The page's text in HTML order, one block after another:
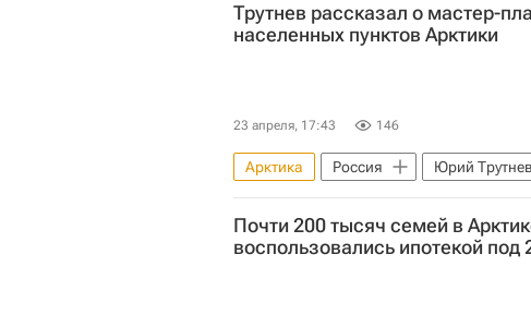
Трутнев рассказал о мастер-
населенных пунктов Арктики
23 апреля, 17:43 146
Арктика Россия Юрий Трутнев
Инфраструктура
Почти 200 тысяч семей в
воспользовались ипотекой под